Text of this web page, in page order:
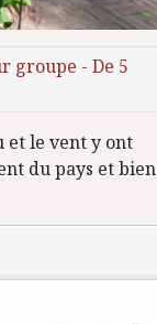
groupe - De 5
et le vent y ont
du pays et bien